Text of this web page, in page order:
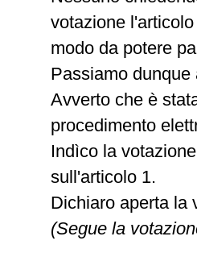
votazione
modo da potere
Passiamo dunque
Avverto che è
procedimento
Indìco la
sull'articolo 1.
Dichiaro aperta la
(Segue la